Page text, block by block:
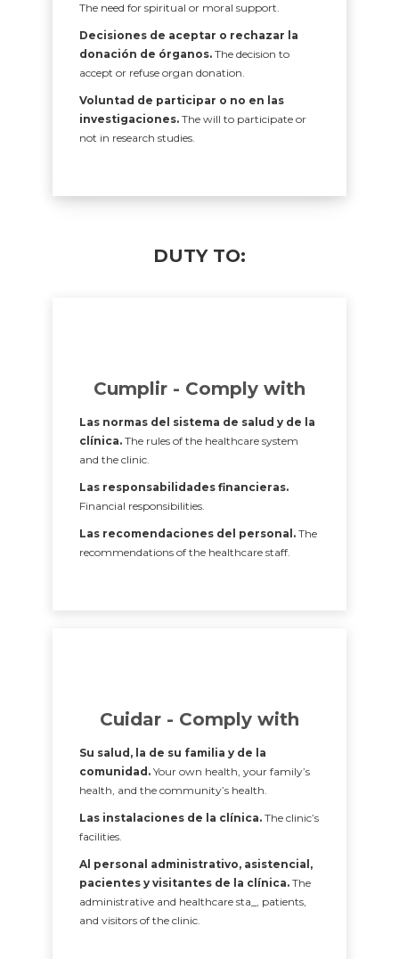
The need for spiritual or moral support.
Decisiones de aceptar o rechazar la
donación de órganos. The decision to
accept or refuse organ donation.
Voluntad de participar o no en las
investigaciones. The will to participate or
not in research studies.
DUTY TO:
Cumplir - Comply with
Las normas del sistema de salud y de la
clínica. The rules of the healthcare system
and the clinic.
Las responsabilidades financieras.
Financial responsibilities.
Las recomendaciones del personal. The
recommendations of the healthcare staff.
Cuidar - Comply with
Su salud, la de su familia y de la
comunidad. Your own health, your family’s
health, and the community’s health.
Las instalaciones de la clínica. The clinic’s
facilities.
Al personal administrativo, asistencial,
pacientes y visitantes de la clínica. The
administrative and healthcare sta_, patients,
and visitors of the clinic.